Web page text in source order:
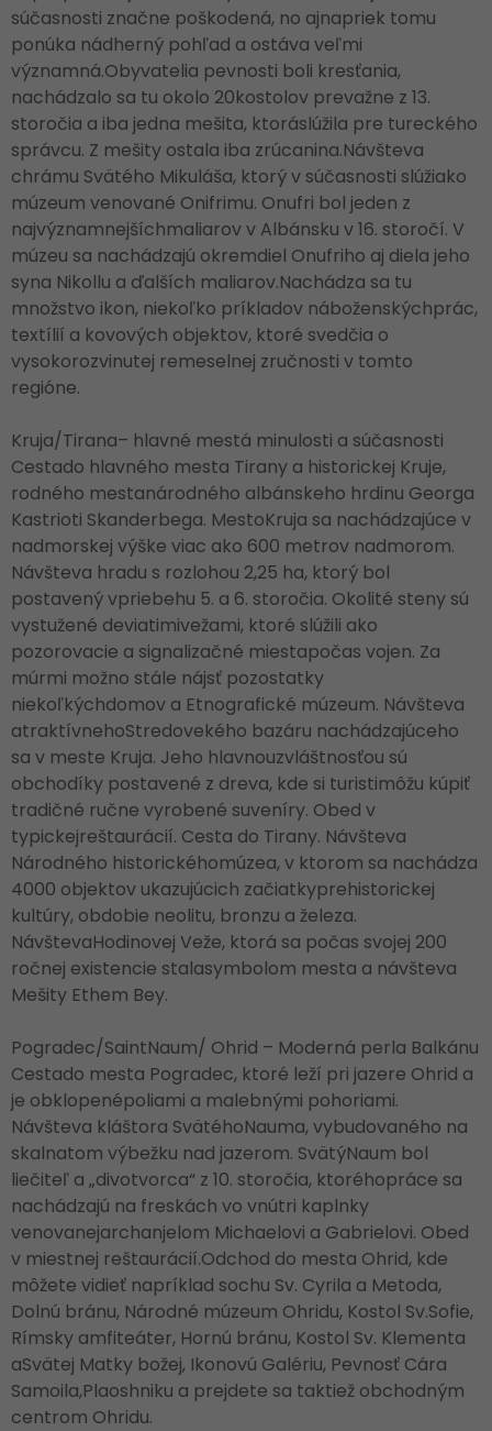
súčasnosti značne poškodená, no ajnapriek tomu
ponúka nádherný pohľad a ostáva veľmi
významná.Obyvatelia pevnosti boli kresťania,
nachádzalo sa tu okolo 20kostolov prevažne z 13.
storočia a iba jedna mešita, ktoráslúžila pre tureckého
správcu. Z mešity ostala iba zrúcanina.Návšteva
chrámu Svätého Mikuláša, ktorý v súčasnosti slúžiako
múzeum venované Onifrimu. Onufri bol jeden z
najvýznamnejšíchmaliarov v Albánsku v 16. storočí. V
múzeu sa nachádzajú okremdiel Onufriho aj diela jeho
syna Nikollu a ďalších maliarov.Nachádza sa tu
množstvo ikon, niekoľko príkladov náboženskýchprác,
textílií a kovových objektov, ktoré svedčia o
vysokorozvinutej remeselnej zručnosti v tomto
regióne.
Kruja/Tirana– hlavné mestá minulosti a súčasnosti
Cestado hlavného mesta Tirany a historickej Kruje,
rodného mestanárodného albánskeho hrdinu Georga
Kastrioti Skanderbega. MestoKruja sa nachádzajúce v
nadmorskej výške viac ako 600 metrov nadmorom.
Návšteva hradu s rozlohou 2,25 ha, ktorý bol
postavený vpriebehu 5. a 6. storočia. Okolité steny sú
vystužené deviatimivežami, ktoré slúžili ako
pozorovacie a signalizačné miestapočas vojen. Za
múrmi možno stále nájsť pozostatky
niekoľkýchdomov a Etnografické múzeum. Návšteva
atraktívnehoStredovekého bazáru nachádzajúceho
sa v meste Kruja. Jeho hlavnouzvláštnosťou sú
obchodíky postavené z dreva, kde si turistimôžu kúpiť
tradičné ručne vyrobené suveníry. Obed v
typickejreštaurácií. Cesta do Tirany. Návšteva
Národného historickéhomúzea, v ktorom sa nachádza
4000 objektov ukazujúcich začiatkyprehistorickej
kultúry, obdobie neolitu, bronzu a železa.
NávštevaHodinovej Veže, ktorá sa počas svojej 200
ročnej existencie stalasymbolom mesta a návšteva
Mešity Ethem Bey.
Pogradec/SaintNaum/ Ohrid – Moderná perla Balkánu
Cestado mesta Pogradec, ktoré leží pri jazere Ohrid a
je obklopenépoliami a malebnými pohoriami.
Návšteva kláštora SvätéhoNauma, vybudovaného na
skalnatom výbežku nad jazerom. SvätýNaum bol
liečiteľ a „divotvorca“ z 10. storočia, ktoréhopráce sa
nachádzajú na freskách vo vnútri kaplnky
venovanejarchanjelom Michaelovi a Gabrielovi. Obed
v miestnej reštaurácií.Odchod do mesta Ohrid, kde
môžete vidieť napríklad sochu Sv. Cyrila a Metoda,
Dolnú bránu, Národné múzeum Ohridu, Kostol Sv.Sofie,
Rímsky amfiteáter, Hornú bránu, Kostol Sv. Klementa
aSvätej Matky božej, Ikonovú Galériu, Pevnosť Cára
Samoila,Plaoshniku a prejdete sa taktiež obchodným
centrom Ohridu.